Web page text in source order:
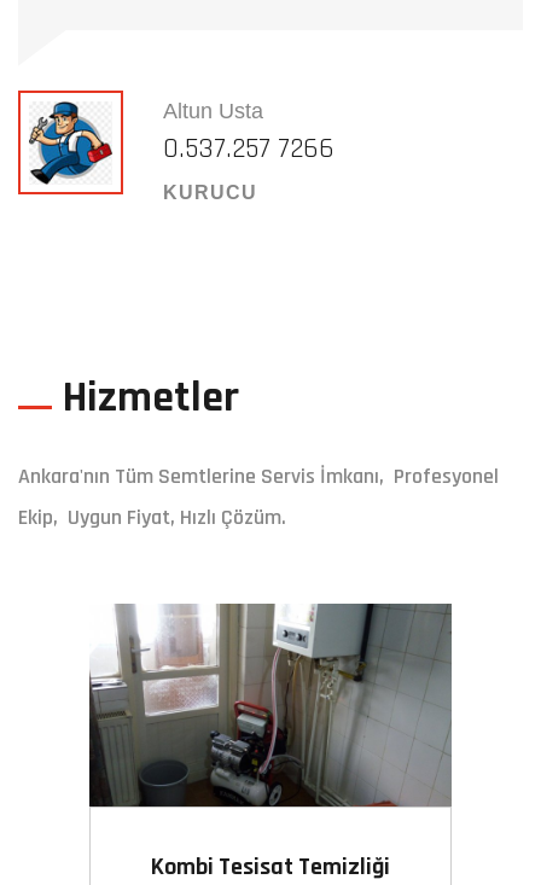
Altun Usta
0.537.257 7266
KURUCU
Hizmetler
Ankara'nın Tüm Semtlerine Servis İmkanı, Profesyonel
Ekip, Uygun Fiyat, Hızlı Çözüm.
Kombi Tesisat Temizliği